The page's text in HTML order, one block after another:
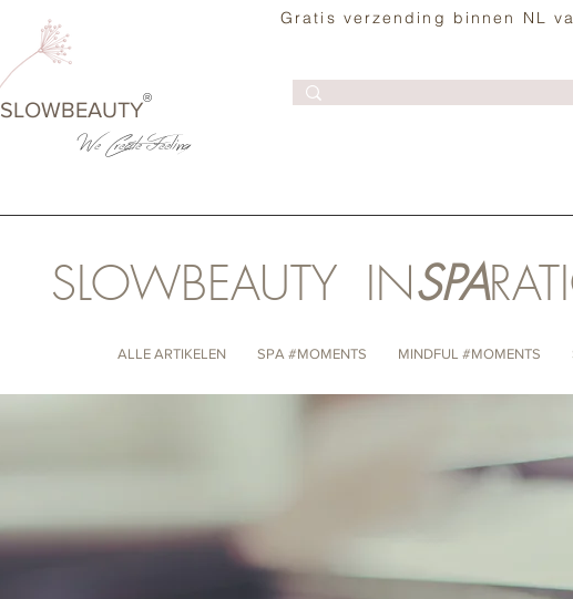
SLOWBEAUTY
We CreateFeeling
®
Gratis verzending binnen NL
SLOWBEAUTY INSPA
ALLE ARTIKELEN SPA #MOMENTS MINDFUL #MOMENTS